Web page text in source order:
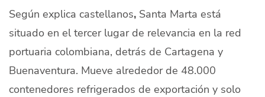
Según explica castellanos, Santa Marta está
situado en el tercer lugar de relevancia en la red
portuaria colombiana, detrás de Cartagena y
Buenaventura. Mueve alrededor de 48.000
contenedores refrigerados de exportación y solo